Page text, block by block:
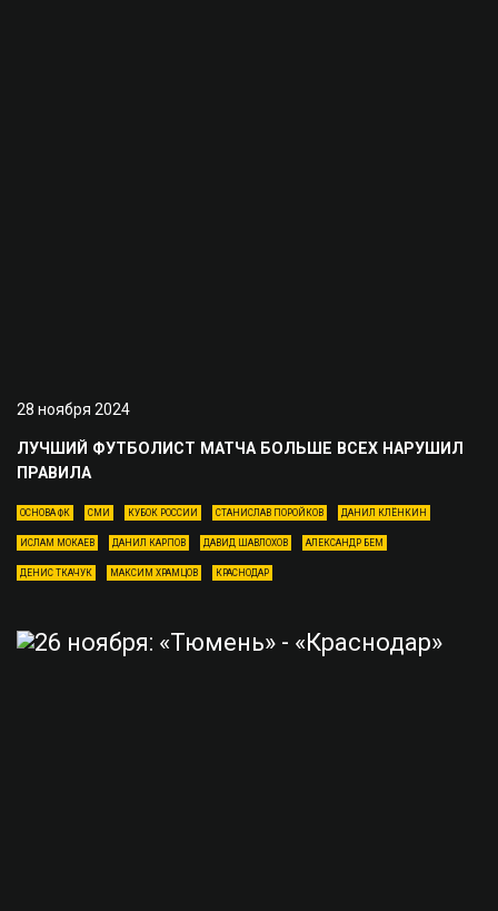
28 ноября 2024
ЛУЧШИЙ ФУТБОЛИСТ МАТЧА БОЛЬШЕ ВСЕХ НАРУШИЛ
ПРАВИЛА
ОСНОВА ФК СМИ КУБОК РОССИИ СТАНИСЛАВ ПОРОЙКОВ ДАНИЛ КЛЁНКИН
ИСЛАМ МОКАЕВ ДАНИЛ КАРПОВ ДАВИД ШАВЛОХОВ АЛЕКСАНДР БЕМ
ДЕНИС ТКАЧУК МАКСИМ ХРАМЦОВ КРАСНОДАР